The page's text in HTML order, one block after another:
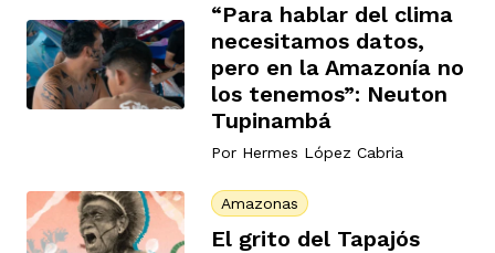
“Para hablar del clima
necesitamos datos,
pero en la Amazonía no
los tenemos”: Neuton
Tupinambá
Por Hermes López Cabria
Amazonas
El grito del Tapajós